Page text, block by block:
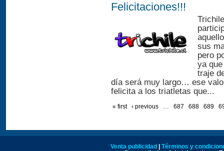
Felicitaciones!!!
sus
pero
ya
traje
día será muy largo… ese
felicita a los triatletas que...
« first ‹ previous … 687 688 689
Venta publicidad
Términos y